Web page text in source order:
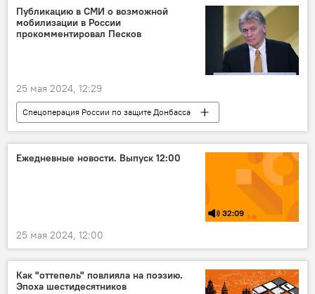
встреча
предложение обмен
Публикацию в СМИ о возможной
мобилизации в России
прокомментировал Песков
25 мая 2024, 12:29
Спецоперация России по защите Донбасса
Россия
Кремль
Дмитрий Песков
мобилизация
армия
Ежедневные новости. Выпуск 12:00
32:09
25 мая 2024, 12:00
Как "оттепель" повлияла на поэзию.
Эпоха шестидесятников